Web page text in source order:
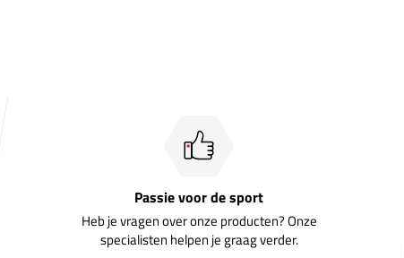
Passie voor de sport
Heb je vragen over onze producten? Onze
specialisten helpen je graag verder.